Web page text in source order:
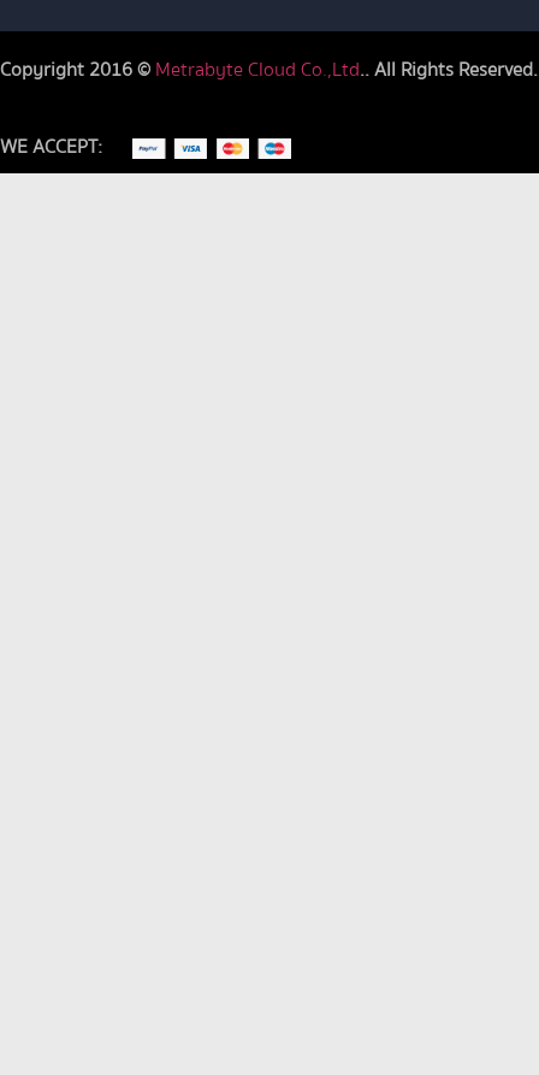
Copyright 2016 ©Metrabyte Cloud Co.,Ltd.. All Rights Reserved.
WE ACCEPT: